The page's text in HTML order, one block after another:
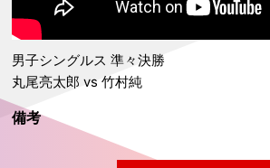
男子シングルス 準々決勝
丸尾亮太郎 vs 竹村純
備考